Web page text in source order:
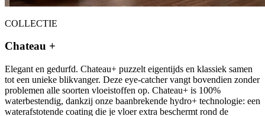
COLLECTIE
Chateau +
Elegant en gedurfd. Chateau+ puzzelt eigentijds en klassiek samen
tot een unieke blikvanger. Deze eye-catcher vangt bovendien zonder
problemen alle soorten vloeistoffen op. Chateau+ is 100%
waterbestendig, dankzij onze baanbrekende hydro+ technologie: een
waterafstotende coating die je vloer extra beschermt rond de